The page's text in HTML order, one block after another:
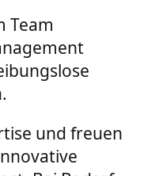
Team
und freuen